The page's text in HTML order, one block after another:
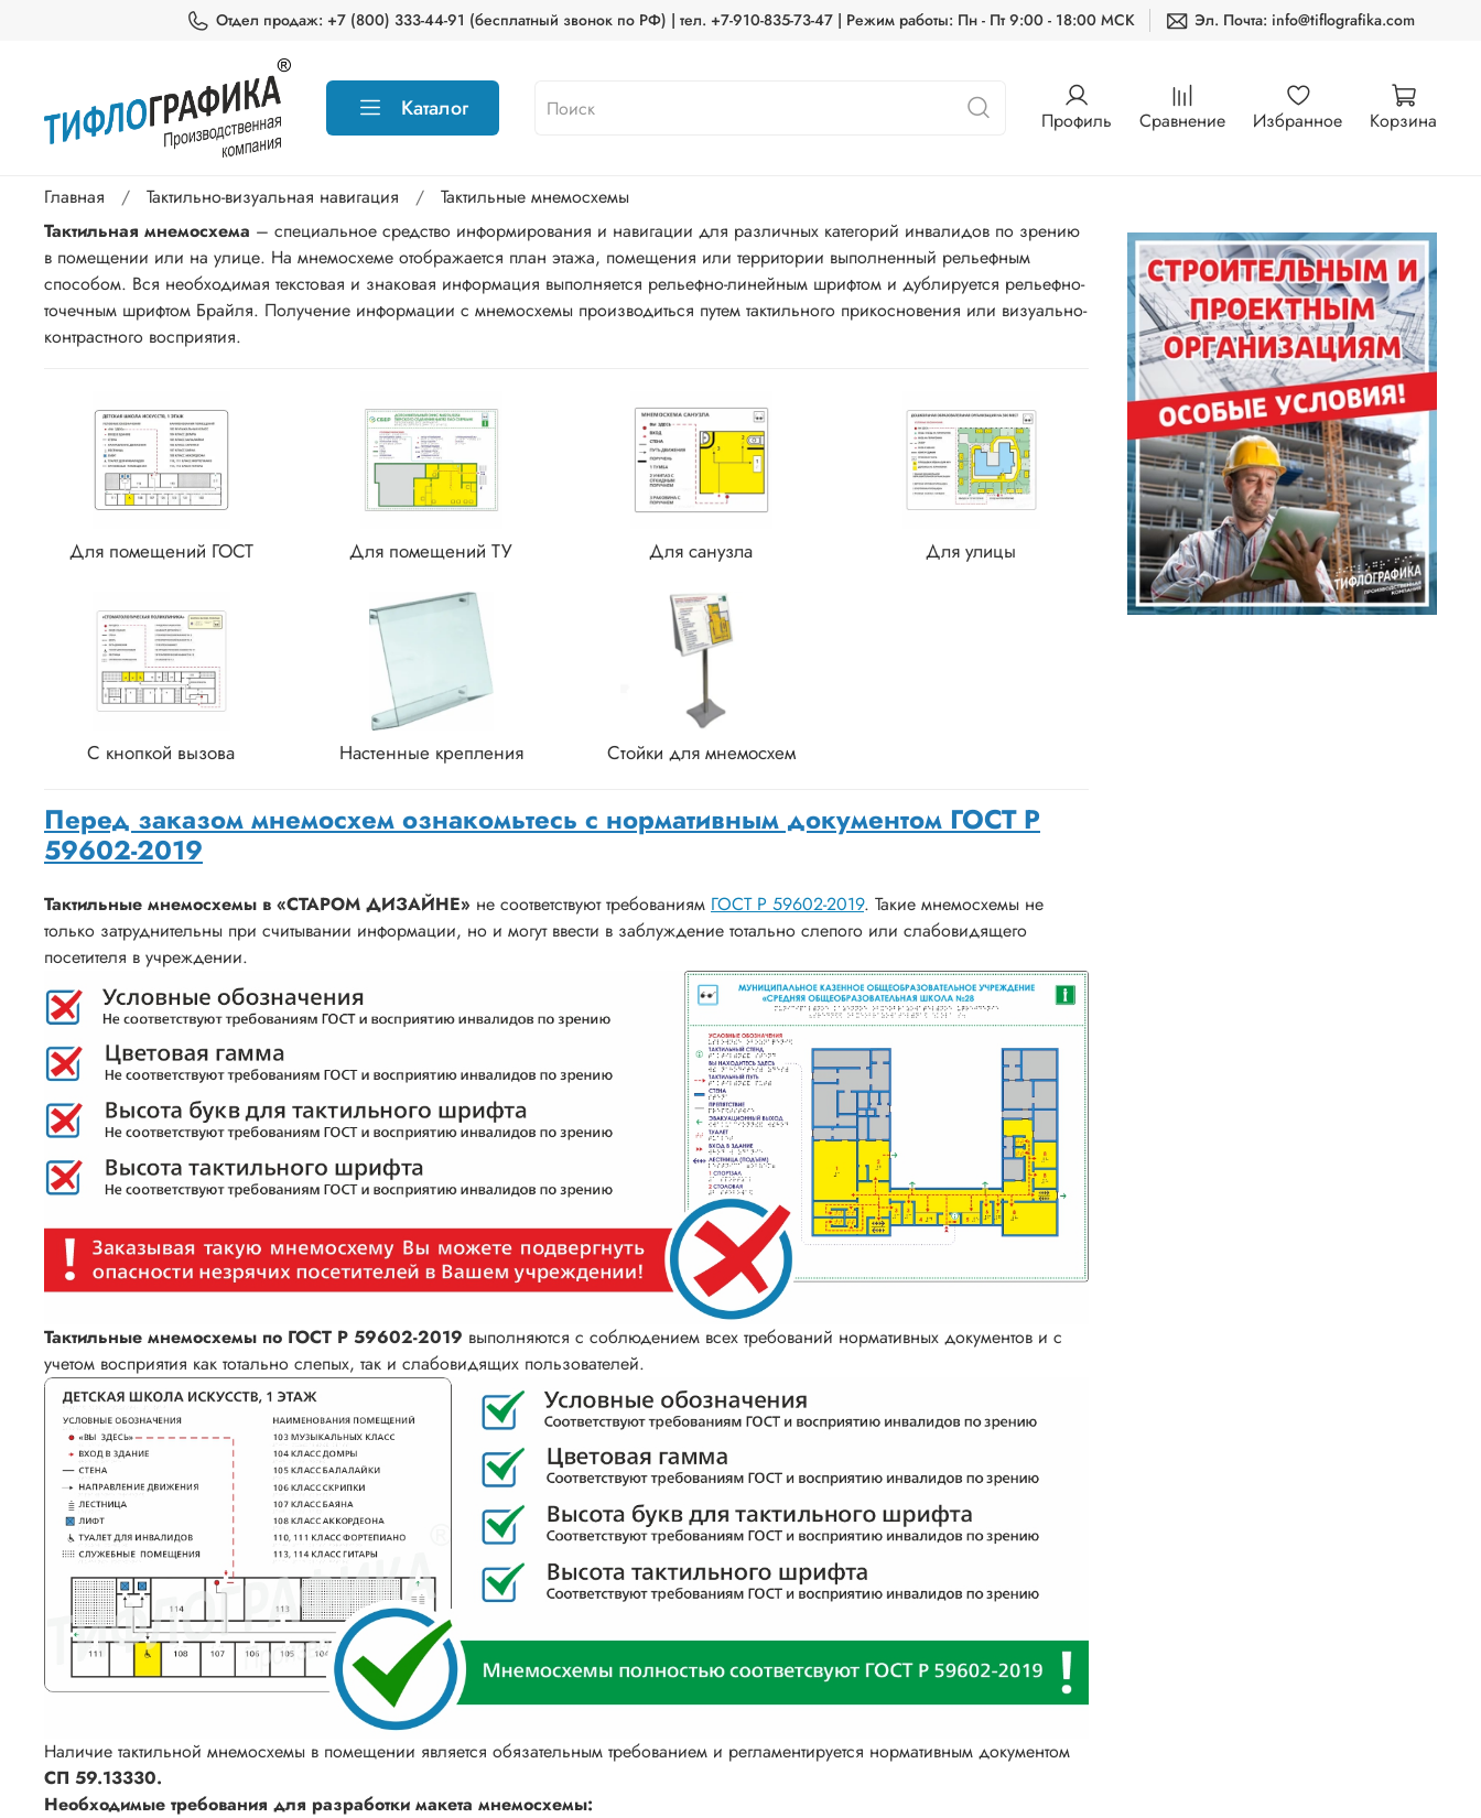
Отдел продаж: +7 (800) 333-44-91 (бесплатный звонок по РФ) | тел. +7-910-835-73-47 | Режим работы: Пн - Пт 9:00 - 18:00 МСК Эл. Почта: info@tiflografika.com
Каталог Профиль Сравнение Избранное Корзина
Главная Тактильно-визуальная навигация
Тактильные мнемосхемы
Тактильная мнемосхема – специальное средство информирования и навигации для различных категорий инвалидов по зрению
в помещении или на улице. На мнемосхеме отображается план этажа, помещения или территории выполненный рельефным
способом. Вся необходимая текстовая и знаковая информация выполняется рельефно-линейным шрифтом и дублируется рельефно-
точечным шрифтом Брайля. Получение информации с мнемосхемы производиться путем тактильного прикосновения или визуально-
контрастного восприятия.
Для помещений ГОСТ Для помещений ТУ Для санузла Для улицы
С кнопкой вызова Настенные крепления Стойки для мнемосхем
Перед заказом мнемосхем ознакомьтесь с нормативным документом ГОСТ Р
59602-2019
Тактильные мнемосхемы в «СТАРОМ ДИЗАЙНЕ» не соответствуют требованиям ГОСТ Р 59602-2019. Такие мнемосхемы не
только затруднительны при считывании информации, но и могут ввести в заблуждение тотально слепого или слабовидящего
посетителя в учреждении.
Тактильные мнемосхемы по ГОСТ Р 59602-2019 выполняются с соблюдением всех требований нормативных документов и с
учетом восприятия как тотально слепых, так и слабовидящих пользователей.
Наличие тактильной мнемосхемы в помещении является обязательным требованием и регламентируется нормативным документом
СП 59.13330.
Необходимые требования для разработки макета мнемосхемы: